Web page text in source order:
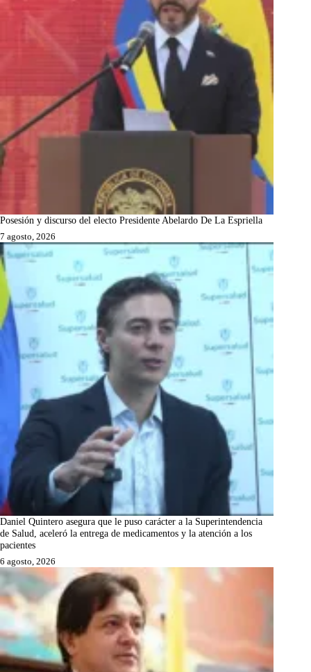
Posesión y discurso del electo Presidente Abelardo De La Espriella
7 agosto, 2026
Daniel Quintero asegura que le puso carácter a la Superintendencia
de Salud, aceleró la entrega de medicamentos y la atención a los
pacientes
6 agosto, 2026